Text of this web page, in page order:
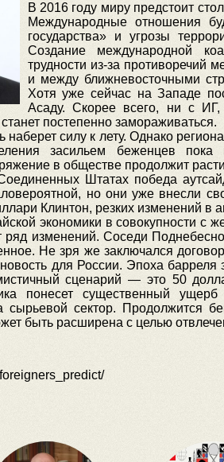
В 2016 году миру предстоит
Международные отношения
государства» и угрозы
Создание международной
трудности из-за противоречий
и между ближневосточными
Хотя уже сейчас на Западе
Асаду. Скорее всего, ни с
постепенно замораживаться.
наберет силу к лету. Однако
засильем беженцев
в обществе продолжит
Штатах победа
но они уже внесли
Клинтон, резких изменений в
экономики в совокупности с
изменений. Соседи
Не зря же заключался
для России. Эпоха
сценарий — это 50
понесет существенный
сектор. Продолжится
быть расширена с целью